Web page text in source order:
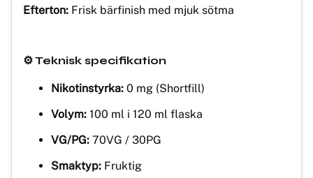
Efterton: Frisk bärfinish med mjuk sötma
⚙️ Teknisk specifikation
Nikotinstyrka: 0 mg (Shortfill)
Volym: 100 ml i 120 ml flaska
VG/PG: 70VG / 30PG
Smaktyp: Fruktig